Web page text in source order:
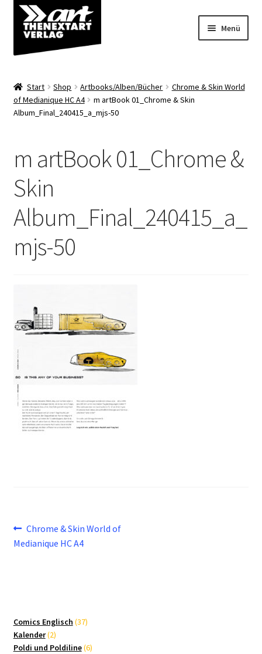
Zur
Navigation
springen
Zum
Inhalt
springen
Menü
Shop
Start Shop Artbooks/Alben/Bücher
Chrome & Skin World
of Medianique HC A4
m artBook 01_Chrome & Skin
Album_Final_240415_a_mjs-50
m artBook 01_Chrome &
Skin
Album_Final_240415_a_
mjs-50
Beitragsnavigation
Vorheriger
Beitrag:
Chrome & Skin World of
Medianique HC A4
Comics Englisch 3737
Kalender 22
Produkte
Poldi und Poldiline 66